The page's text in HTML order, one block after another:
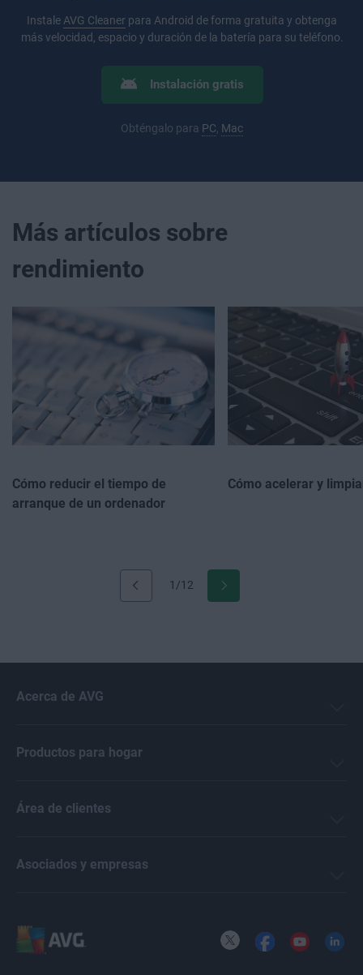
Instale AVG Cleaner para Android de forma gratuita y obtenga
más velocidad, espacio y duración de la batería para su teléfono.
Instalación gratis
Obténgalo para PC Mac
Más artículos sobre
rendimiento
1/12
Cómo reducir el tiempo de
arranque de un ordenador
Cómo acelerar y
Acerca de AVG
Productos para hogar
Área de clientes
Asociados y empresas